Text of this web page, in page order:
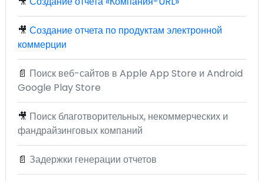
🎥 Создание отчета по продуктам электронной
коммерции
📄 Поиск веб-сайтов в Apple App Store и Android
Google Play Store
🎥 Поиск благотворительных, некоммерческих и
фандрайзинговых компаний
📄 Задержки генерации отчетов